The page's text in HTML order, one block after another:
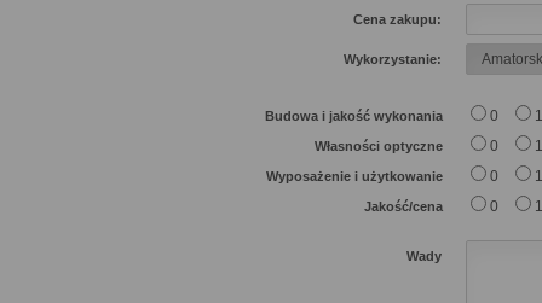
Cena zakupu:
Wykorzystanie:
Budowa i jakość wykonania 0 1
Własności optyczne 0 1
Wyposażenie i użytkowanie 0 1
Jakość/cena 0 1
Wady